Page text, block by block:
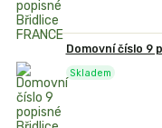
Domovní číslo 9
Skladem